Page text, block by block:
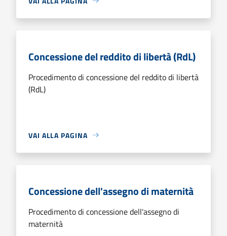
Concessione del reddito di libertà (RdL)
Procedimento di concessione del reddito di libertà
(RdL)
VAI ALLA PAGINA
Concessione dell'assegno di maternità
Procedimento di concessione dell'assegno di
maternità